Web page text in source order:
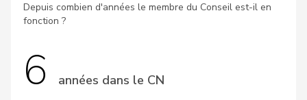
Depuis combien d'années le membre du Conseil est-il en
fonction ?
6 années dans le CN